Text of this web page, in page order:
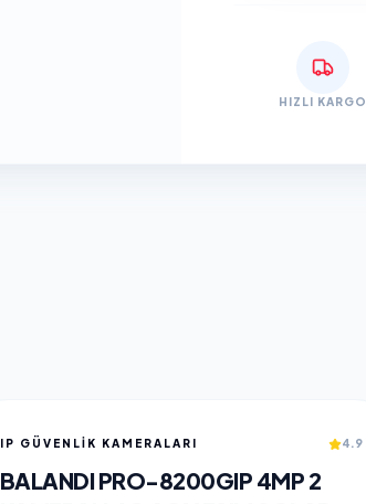
HIZLI KARGO
IP GÜVENLİK KAMERALARI 4.9
BALANDI PRO-8200GIP 4MP 2